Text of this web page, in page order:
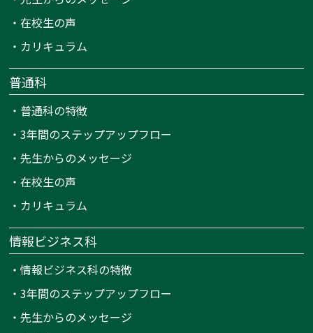
・在校生の声
・ カリキュラム
普通科
・ 普通科の特徴
・3年間のステップアップフロー
・先生からのメッセージ
・在校生の声
・ カリキュラム
情報ビジネス科
・情報ビジネス科の特徴
・3年間のステップアップフロー
・先生からのメッセージ